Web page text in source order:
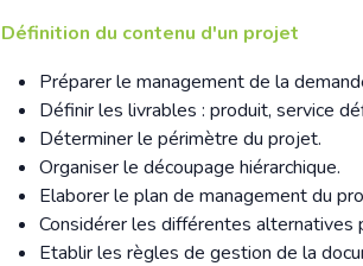
Définition du contenu d'un projet
Préparer le management de la
Définir les livrables : produit, service
Déterminer le périmètre du projet.
Organiser le découpage hiérarchique.
Elaborer le plan de management du
Considérer les différentes alternatives
Etablir les règles de gestion de la